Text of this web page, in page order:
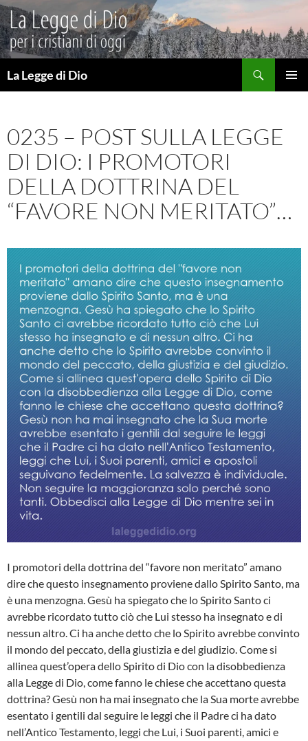
Vai
al
contenuto
La Legge di Dio
0235 – POST SULLA LEGGE
DI DIO: I PROMOTORI
DELLA DOTTRINA DEL
“FAVORE NON MERITATO”…
I promotori della dottrina del “favore non meritato” amano
dire che questo insegnamento proviene dallo Spirito Santo, ma
è una menzogna. Gesù ha spiegato che lo Spirito Santo ci
avrebbe ricordato tutto ciò che Lui stesso ha insegnato e di
nessun altro. Ci ha anche detto che lo Spirito avrebbe convinto
il mondo del peccato, della giustizia e del giudizio. Come si
allinea quest’opera dello Spirito di Dio con la disobbedienza
alla Legge di Dio, come fanno le chiese che accettano questa
dottrina? Gesù non ha mai insegnato che la Sua morte avrebbe
esentato i gentili dal seguire le leggi che il Padre ci ha dato
nell’Antico Testamento, leggi che Lui, i Suoi parenti, amici e